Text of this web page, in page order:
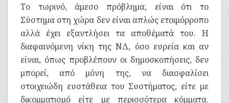
Το τωρινό, άμεσο πρόβλημα, είναι ότι το
Σύστημα στη χώρα δεν είναι απλώς ετοιμόρροπο
αλλά έχει εξαντλήσει τα αποθέματά του. Η
διαφαινόμενη νίκη της ΝΔ, όσο ευρεία και αν
είναι, όπως προβλέπουν οι δημοσκοπήσεις, δεν
μπορεί, από μόνη της, να διασφαλίσει
στοιχειώδη ευστάθεια του Συστήματος, είτε με
δικομματισμό είτε με περισσότερα κόμματα.